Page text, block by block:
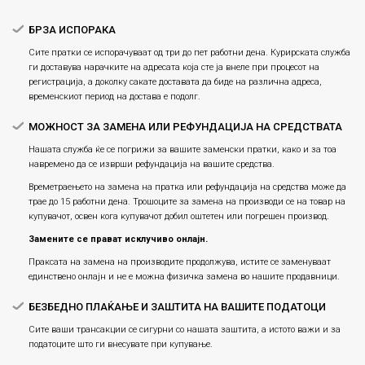
БРЗА ИСПОРАКА
Сите пратки се испорачуваат од три до пет работни дена. Курирската служба
ги доставува нарачките на адресата која сте ја внеле при процесот на
регистрација, а доколку сакате доставата да биде на различна адреса,
временскиот период на достава е подолг.
МОЖНОСТ ЗА ЗАМЕНА ИЛИ РЕФУНДАЦИЈА НА СРЕДСТВАТА
Нашата служба ќе се погрижи за вашите заменски пратки, како и за тоа
навремено да се изврши рефундација на вашите средства.
Времетраењето на замена на пратка или рефундацијa на средства може да
трае до 15 работни дена. Трошоците за замена на производи се на товар на
купувачот, освен кога купувачот добил оштетен или погрешен производ.
Замените се прават исклучиво онлајн.
Праксата на замена на производите продолжува, истите се заменуваат
единствено онлајн и не е можна физичка замена во нашите продавници.
БЕЗБЕДНО ПЛАЌАЊЕ И ЗАШТИТА НА ВАШИТЕ ПОДАТОЦИ
Сите ваши трансакции се сигурни со нашата заштита, а истото важи и за
податоците што ги внесувате при купување.